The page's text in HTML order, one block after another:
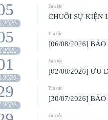
Sự kiện
CHUỖI SỰ KIỆN
Tin tức
[06/08/2026]
Sự kiện
[02/08/2026] ƯU
Tin tức
[30/07/2026]
Sự kiện